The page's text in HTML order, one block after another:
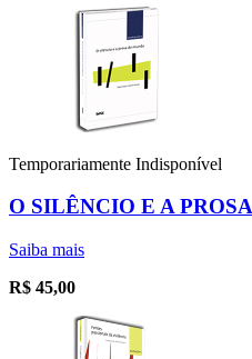
Temporariamente Indisponível
O SILÊNCIO E A
Saiba mais
R$ 45,00